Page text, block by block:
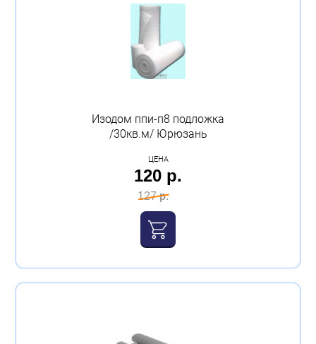
Изодом ппи-п8 подложка
/30кв.м/ Юрюзань
ЦЕНА
120 р.
127 р.